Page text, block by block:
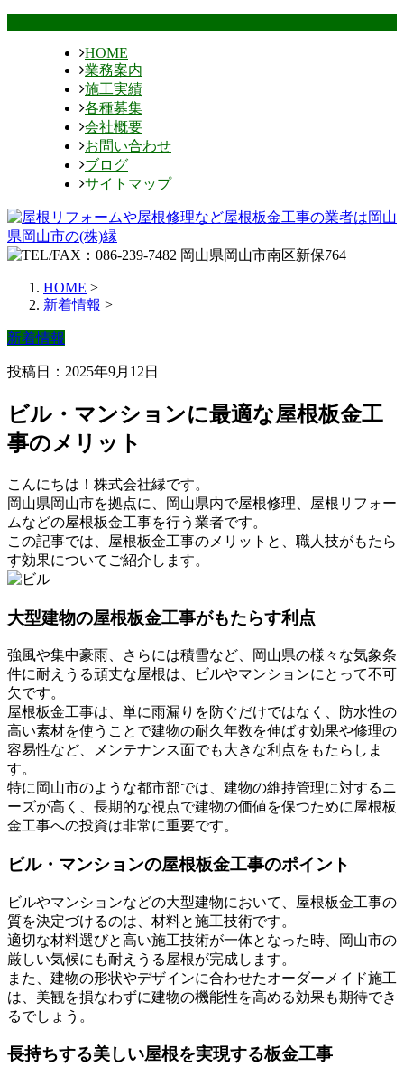
HOME
業務案内
施工実績
各種募集
会社概要
お問い合わせ
ブログ
サイトマップ
HOME >
新着情報 >
新着情報
投稿日：2025年9月12日
ビル・マンションに最適な屋根板金工
事のメリット
こんにちは！株式会社縁です。
岡山県岡山市を拠点に、岡山県内で屋根修理、屋根リフォー
ムなどの屋根板金工事を行う業者です。
この記事では、屋根板金工事のメリットと、職人技がもたら
す効果についてご紹介します。
大型建物の屋根板金工事がもたらす利点
強風や集中豪雨、さらには積雪など、岡山県の様々な気象条
件に耐えうる頑丈な屋根は、ビルやマンションにとって不可
欠です。
屋根板金工事は、単に雨漏りを防ぐだけではなく、防水性の
高い素材を使うことで建物の耐久年数を伸ばす効果や修理の
容易性など、メンテナンス面でも大きな利点をもたらしま
す。
特に岡山市のような都市部では、建物の維持管理に対するニ
ーズが高く、長期的な視点で建物の価値を保つために屋根板
金工事への投資は非常に重要です。
ビル・マンションの屋根板金工事のポイント
ビルやマンションなどの大型建物において、屋根板金工事の
質を決定づけるのは、材料と施工技術です。
適切な材料選びと高い施工技術が一体となった時、岡山市の
厳しい気候にも耐えうる屋根が完成します。
また、建物の形状やデザインに合わせたオーダーメイド施工
は、美観を損なわずに建物の機能性を高める効果も期待でき
るでしょう。
長持ちする美しい屋根を実現する板金工事